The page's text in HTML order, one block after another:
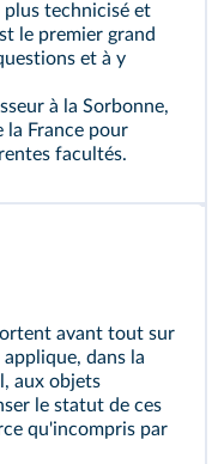
plus technicisé et
le premier grand
et à y
à la Sorbonne,
la France pour
facultés.
avant tout sur
dans la
aux objets
le statut de ces
qu'incompris par